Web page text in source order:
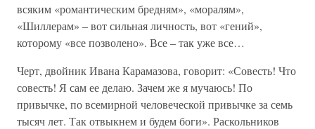
всяким «романтическим бредням», «моралям»,
«Шиллерам» – вот сильная личность, вот «гений»,
которому «все позволено». Все – так уже все…
Черт, двойник Ивана Карамазова, говорит: «Совесть! Что
совесть! Я сам ее делаю. Зачем же я мучаюсь! По
привычке, по всемирной человеческой привычке за семь
тысяч лет. Так отвыкнем и будем боги». Раскольников